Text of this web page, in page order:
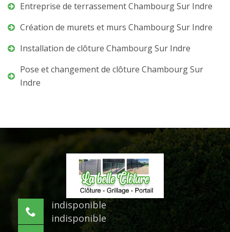
Entreprise de terrassement Chambourg Sur Indre
Création de murets et murs Chambourg Sur Indre
Installation de clôture Chambourg Sur Indre
Pose et changement de clôture Chambourg Sur
Indre
indisponible
indisponible